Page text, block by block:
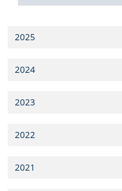
2025
2024
2023
2022
2021